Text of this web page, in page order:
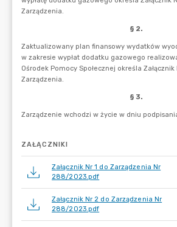
ZAŁĄCZNIKI
Załącznik Nr 1 do Zarządzenia Nr
288/2023.pdf
Załącznik Nr 2 do Zarządzenia Nr
288/2023.pdf